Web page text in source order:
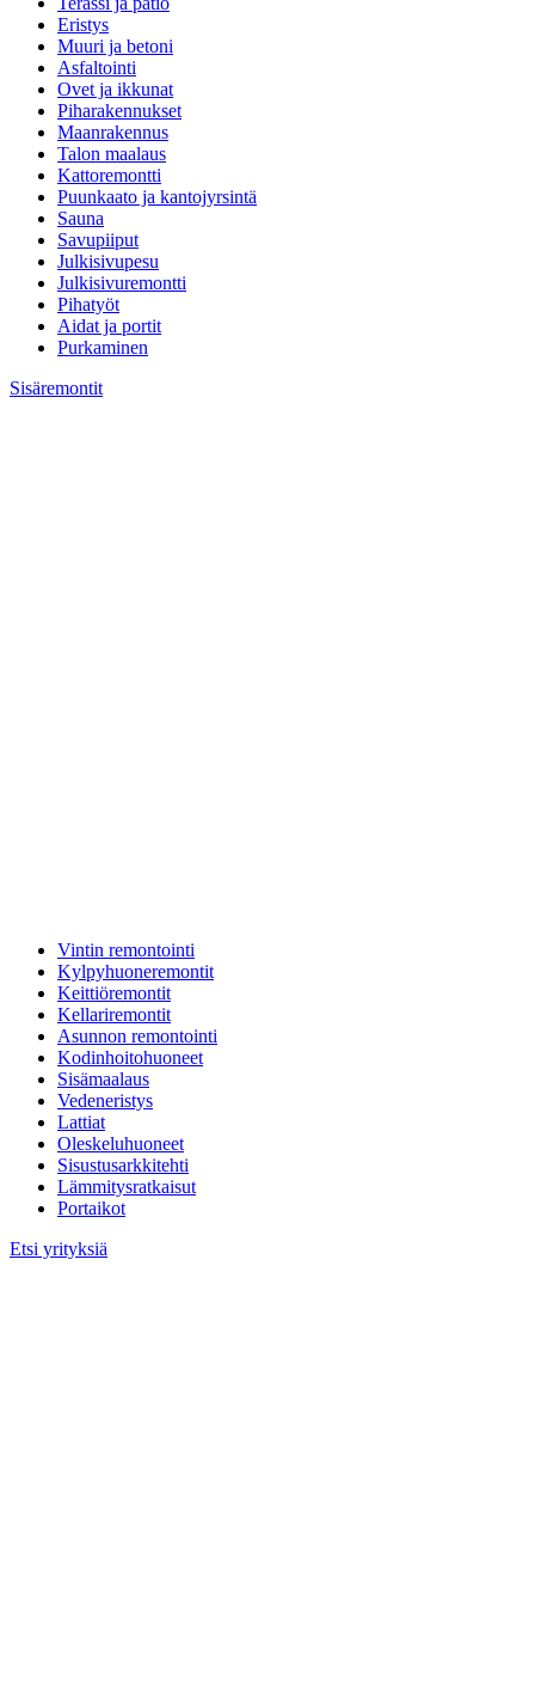
Eristys
Muuri ja betoni
Asfaltointi
Ovet ja ikkunat
Piharakennukset
Maanrakennus
Talon maalaus
Kattoremontti
Puunkaato ja kantojyrsintä
Sauna
Savupiiput
Julkisivupesu
Julkisivuremontti
Pihatyöt
Aidat ja portit
Purkaminen
Sisäremontit
Vintin remontointi
Kylpyhuoneremontit
Keittiöremontit
Kellariremontit
Asunnon remontointi
Kodinhoitohuoneet
Sisämaalaus
Vedeneristys
Lattiat
Oleskeluhuoneet
Sisustusarkkitehti
Lämmitysratkaisut
Portaikot
Etsi yrityksiä